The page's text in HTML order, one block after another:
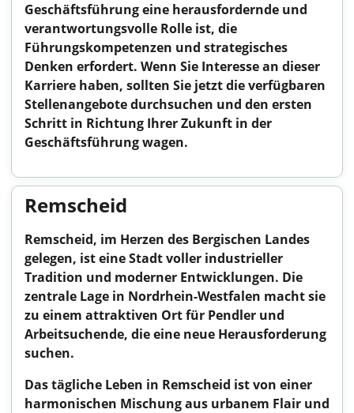
Geschäftsführung eine herausfordernde und
verantwortungsvolle Rolle ist, die
Führungskompetenzen und strategisches
Denken erfordert. Wenn Sie Interesse an dieser
Karriere haben, sollten Sie jetzt die verfügbaren
Stellenangebote durchsuchen und den ersten
Schritt in Richtung Ihrer Zukunft in der
Geschäftsführung wagen.
Remscheid
Remscheid, im Herzen des Bergischen Landes
gelegen, ist eine Stadt voller industrieller
Tradition und moderner Entwicklungen. Die
zentrale Lage in Nordrhein-Westfalen macht sie
zu einem attraktiven Ort für Pendler und
Arbeitsuchende, die eine neue Herausforderung
suchen.
Das tägliche Leben in Remscheid ist von einer
harmonischen Mischung aus urbanem Flair und